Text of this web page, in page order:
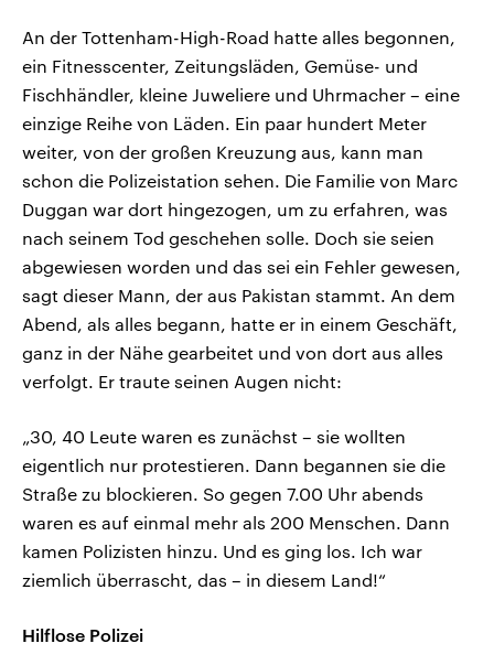
An der Tottenham-High-Road hatte alles begonnen,
ein Fitnesscenter, Zeitungsläden, Gemüse- und
Fischhändler, kleine Juweliere und Uhrmacher – eine
einzige Reihe von Läden. Ein paar hundert Meter
weiter, von der großen Kreuzung aus, kann man
schon die Polizeistation sehen. Die Familie von Marc
Duggan war dort hingezogen, um zu erfahren, was
nach seinem Tod geschehen solle. Doch sie seien
abgewiesen worden und das sei ein Fehler gewesen,
sagt dieser Mann, der aus Pakistan stammt. An dem
Abend, als alles begann, hatte er in einem Geschäft,
ganz in der Nähe gearbeitet und von dort aus alles
verfolgt. Er traute seinen Augen nicht:
„30, 40 Leute waren es zunächst – sie wollten
eigentlich nur protestieren. Dann begannen sie die
Straße zu blockieren. So gegen 7.00 Uhr abends
waren es auf einmal mehr als 200 Menschen. Dann
kamen Polizisten hinzu. Und es ging los. Ich war
ziemlich überrascht, das – in diesem Land!“
Hilflose Polizei